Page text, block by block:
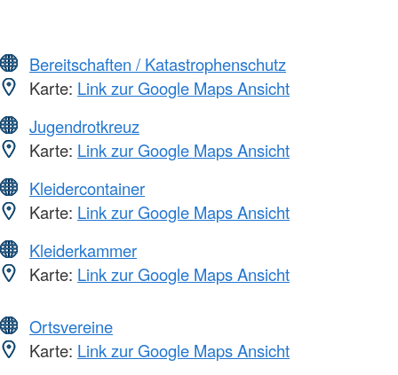
Bereitschaften / Katastrophenschutz
Karte: Link zur Google Maps Ansicht
Jugendrotkreuz
Karte: Link zur Google Maps Ansicht
Kleidercontainer
Karte: Link zur Google Maps Ansicht
Kleiderkammer
Karte: Link zur Google Maps Ansicht
Ortsvereine
Karte: Link zur Google Maps Ansicht